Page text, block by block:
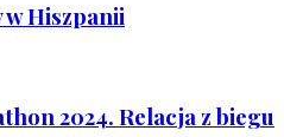
w Hiszpanii
2024. Relacja z biegu